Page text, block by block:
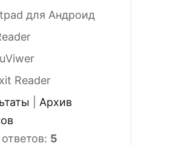
для Андроид
Reader
Архив
5